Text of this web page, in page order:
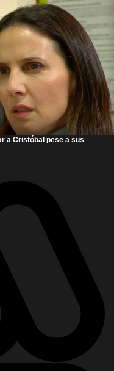
a Cristóbal pese a sus